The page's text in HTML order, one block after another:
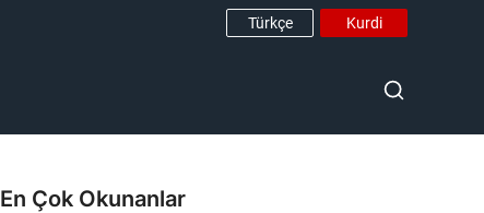
Türkçe Kurdi
En Çok Okunanlar